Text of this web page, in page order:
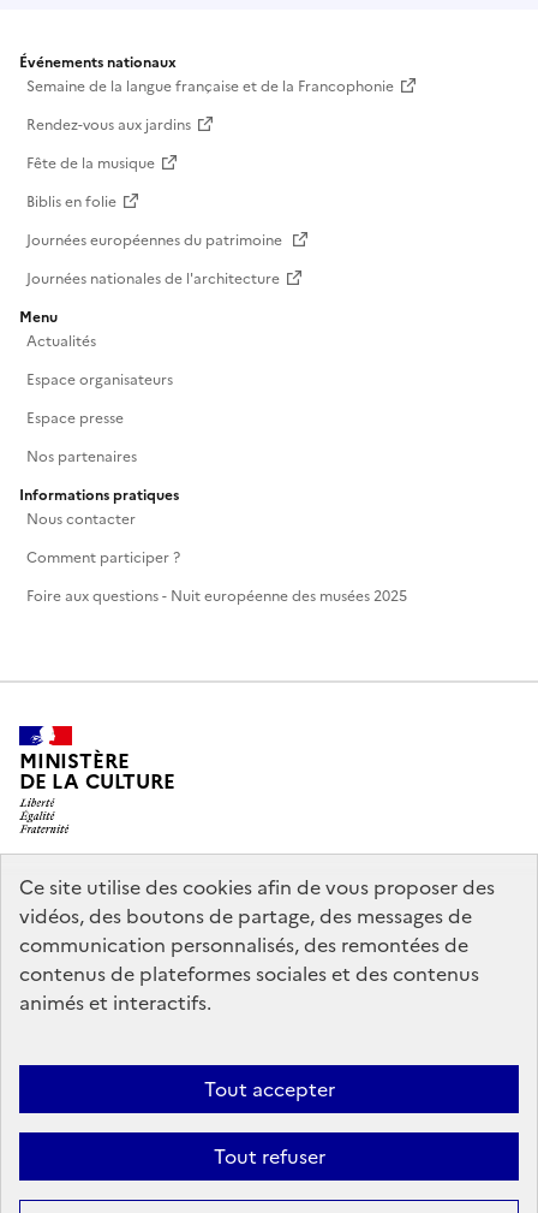
Ce site utilise des cookies afin de vous proposer des
vidéos, des boutons de partage, des messages de
communication personnalisés, des remontées de
contenus de plateformes sociales et des contenus
animés et interactifs.
Tout accepter
Tout refuser
Événements nationaux
Semaine de la langue française et de la Francophonie
Rendez-vous aux jardins
Fête de la musique
Biblis en folie
Journées européennes du patrimoine
Journées nationales de l'architecture
Menu
Actualités
Espace organisateurs
Espace presse
Nos partenaires
Informations pratiques
Nous contacter
Comment participer ?
Foire aux questions - Nuit européenne des musées 2025
MINISTÈRE
DE LA CULTURE
legifrance.gouv.fr
info.gouv.fr
service-public.gouv.fr
data.gouv.fr
Crédits Accessibilité : partiellement conforme
Mentions légales
Politique d’utilisation des témoins de connexion (cookies)
générale de protection des données
Nous contacter